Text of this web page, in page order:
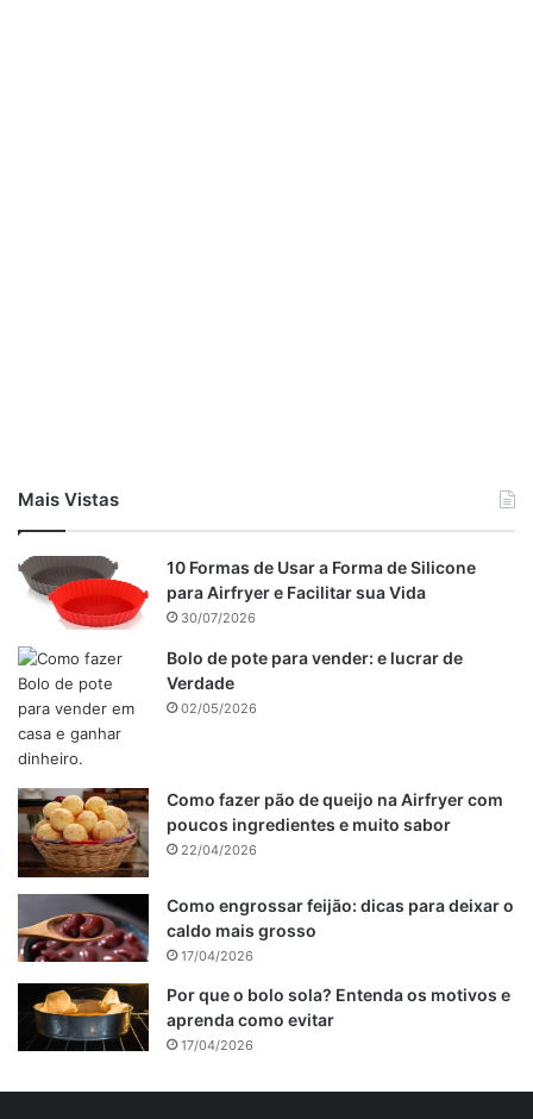
Mais Vistas
10 Formas de Usar a Forma de Silicone
para Airfryer e Facilitar sua Vida
30/07/2026
Bolo de pote para vender: e lucrar de
Verdade
02/05/2026
Como fazer pão de queijo na Airfryer com
poucos ingredientes e muito sabor
22/04/2026
Como engrossar feijão: dicas para deixar o
caldo mais grosso
17/04/2026
Por que o bolo sola? Entenda os motivos e
aprenda como evitar
17/04/2026